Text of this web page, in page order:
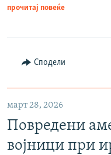
прочитај повеќе
Сподели
март 28, 2026
Повредени
војници при